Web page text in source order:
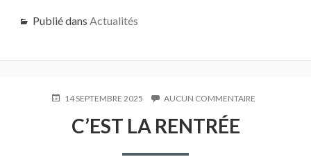
Publié dans Actualités
PUBLIÉ14 SEPTEMBRE 2025 AUCUN COMMENTAIRE
C’EST LA RENTRÉE